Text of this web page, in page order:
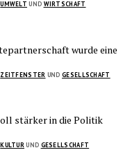
UMWELT UND WIRTSCHAFT
wurde eine
ZEITFENSTER UNDGESELLSCHAFT
stärker in die Politik
KULTURUND GESELLSCHAFT